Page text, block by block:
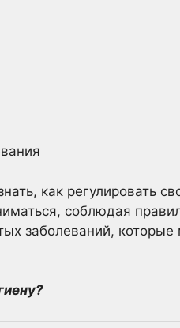
как регулировать
соблюдая
заболеваний, которые